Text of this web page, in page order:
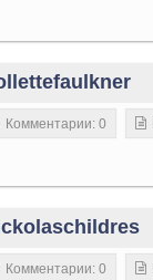
Комментарии: 0
Комментарии: 0